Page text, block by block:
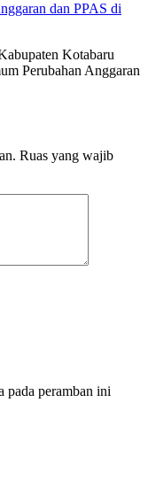
dan PPAS di
Kotabaru
Perubahan Anggaran
Ruas yang wajib
pada peramban ini